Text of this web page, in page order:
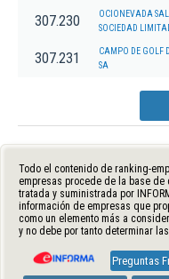
307.230
OCIONEVADA
SOCIEDAD
307.231
CAMPO DE GOLF
SA
Todo el contenido de ranking-
empresas procede de la base de
tratada y suministrada por
información de empresas que
como un elemento más a
y no debe por tanto determinar
Preguntas